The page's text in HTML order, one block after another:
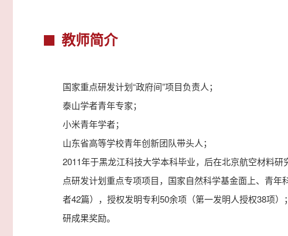
教师简介
国家重点研发计划“政府间”项目负责人；
泰山学者青年专家；
小米青年学者；
山东省高等学校青年创新团队带头人；
2011年于黑龙江科技大学本科毕业，后在北京航空材料
点研发计划重点专项项目，国家自然科学基金面上、青
者42篇），授权发明专利50余项（第一发明人授权38项
研成果奖励。